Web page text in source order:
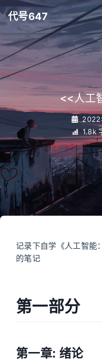
代号647
<<人工
2022
1.8k
记录下自学《人工智能
的笔记
第一部分
第一章: 绪论